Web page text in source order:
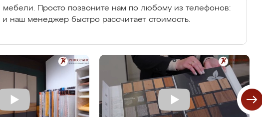
мебели. Просто позвоните нам по любому из телефонов:
и наш менеджер быстро рассчитает стоимость.